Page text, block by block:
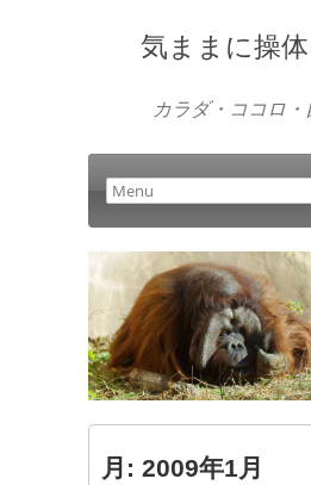
気ままに操
カラダ・ココロ
月: 2009年1月